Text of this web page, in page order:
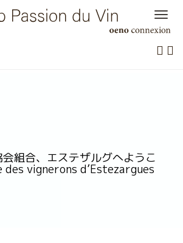
組合、エステザルグへようこ
vignerons d’Estezargues